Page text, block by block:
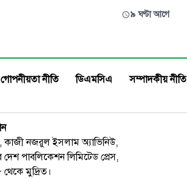
সহযোগিতা পরিষদ (জিসিসি) ও আরব লীগ।
মোহাম্মদ আলবুদাইভি হামলাটিকে
‘আন্তর্জাতিক ও মানবিক আইন লঙ্ঘনকারী সন্ত্রাসী
৯ ঘণ্টা আগে
গোপনীয়তা নীতি ডিএমসিএ সম্পাদকীয় নীতি
কাজী নজরুল ইসলাম অ্যাভিনিউ,
পাবলিকেশন লিমিটেড প্রেস,
মুদ্রিত।